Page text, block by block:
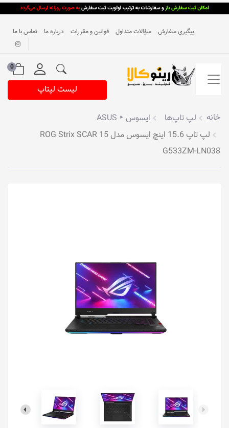
پیگیری سفارش سؤالات متداول قوانین و مقررات درباره ما تماس با ما
0
لیست لپتاپ
خانه لپ تاپ‌ها
ایسوس ‣ ASUS
لپ تاپ 15.6 اینچ ایسوس مدل ROG Strix SCAR 15
G533ZM-LN038